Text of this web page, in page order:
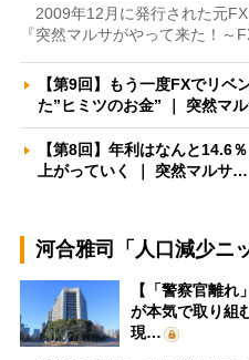
2009年12月に発行された元
『突然マルサがやって来た！～
【第9回】もう一度FXでリ
た”ヒミツのお金” ｜ 突然マ
【第8回】年利はなんと
上がっていく ｜ 突然マルサ…
河合雅司「人口減少ニ
【「警察官離
が本気で取り組
現…